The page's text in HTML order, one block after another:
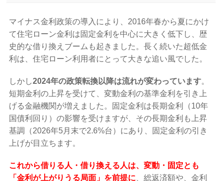
マイナス金利政策の導入により、2016年春から夏にかけ
て住宅ローン金利は固定金利を中心に大きく低下し、歴
史的な借り換えブームも起きました。長く続いた超低金
利は、住宅ローン利用者にとって大きな追い風でした。
しかし2024年の政策転換以降は流れが変わっています。
短期金利の上昇を受けて、変動金利の基準金利を引き上
げる金融機関が増えました。固定金利は長期金利（10年
国債利回り）の影響を受けますが、その長期金利も上昇
基調（2026年5月末で2.6%台）にあり、固定金利の引き
上げが目立ちます。
これから借りる人・借り換える人は、変動・固定とも
「金利が上がりうる局面」を前提に 、総返済額や、金利